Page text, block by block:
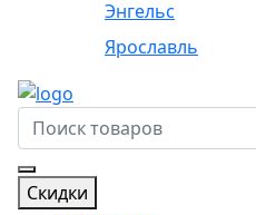
Энгельс
Ярославль
Скидки